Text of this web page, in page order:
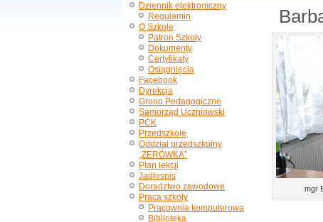
Dziennik elektroniczny
Regulamin
O Szkole
Patron Szkoły
Dokumenty
Certyfikaty
Osiągnięcia
Facebook
Dyrekcja
Grono Pedagogiczne
Samorząd Uczniowski
PCK
Przedszkole
Oddział przedszkolny
„ZERÓWKA”
Plan lekcji
Jadłospis
Doradztwo zawodowe
Praca szkoły
Pracownia komputerowa
Biblioteka
mgr